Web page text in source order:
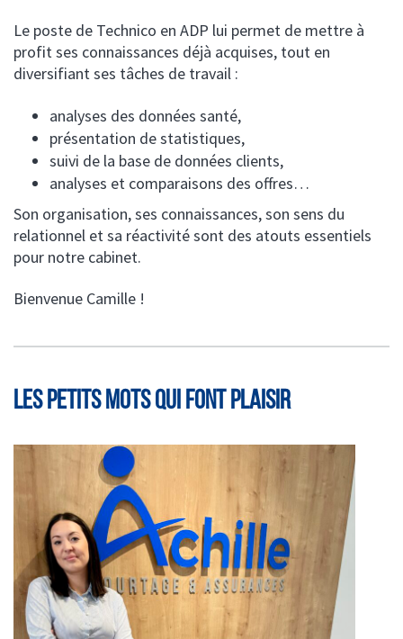
Le poste de Technico en ADP lui permet de mettre à
profit ses connaissances déjà acquises, tout en
diversifiant ses tâches de travail :
analyses des données santé,
présentation de statistiques,
suivi de la base de données clients,
analyses et comparaisons des offres…
Son organisation, ses connaissances, son sens du
relationnel et sa réactivité sont des atouts essentiels
pour notre cabinet.
Bienvenue Camille !
LES PETITS MOTS QUI FONT PLAISIR